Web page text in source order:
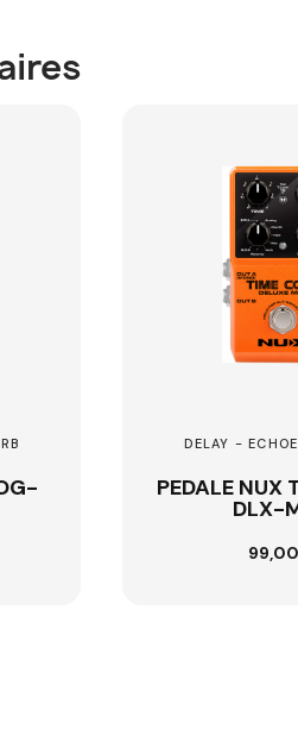
- ECHOES - REVERB
NUX TIMECORE-